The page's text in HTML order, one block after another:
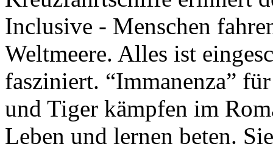
Inclusive - Menschen
Weltmeere. Alles ist
fasziniert. “Immanenza”
und Tiger kämpfen im
Leben und lernen beten.